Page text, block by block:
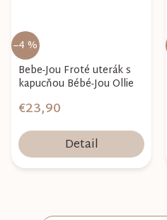
–4 %
Bebe-Jou Froté uterák s
kapucňou Bébé-Jou Ollie
€23,90
Detail